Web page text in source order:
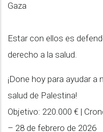
Gaza
Estar con ellos es
derecho a la salud.
¡Done hoy para ayudar
salud de Palestina!
Objetivo: 220.000 € |
– 28 de febrero de 2026